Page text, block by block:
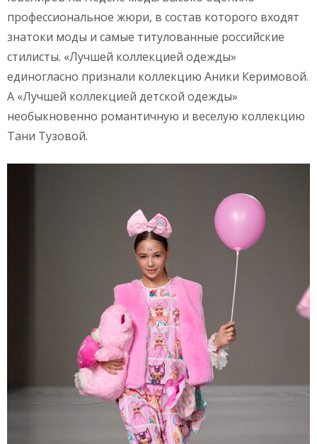
профессиональное жюри, в состав которого входят
знатоки моды и самые титулованные российские
стилисты. «Лучшей коллекцией одежды»
единогласно признали коллекцию Аники Керимовой.
А «Лучшей коллекцией детской одежды»
необыкновенно романтичную и веселую коллекцию
Тани Тузовой.